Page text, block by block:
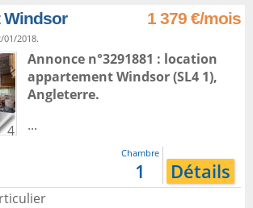
Windsor 1 379 €/mois
2018.
4
Annonce n°3291881 : location
appartementWindsor(SL4 1),
Angleterre.
...
Chambre
1 Détails